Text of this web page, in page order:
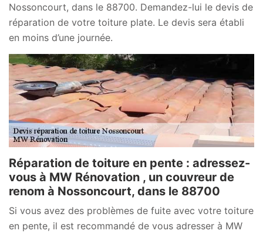
Nossoncourt, dans le 88700. Demandez-lui le devis de
réparation de votre toiture plate. Le devis sera établi
en moins d’une journée.
Réparation de toiture en pente : adressez-
vous à MW Rénovation , un couvreur de
renom à Nossoncourt, dans le 88700
Si vous avez des problèmes de fuite avec votre toiture
en pente, il est recommandé de vous adresser à MW